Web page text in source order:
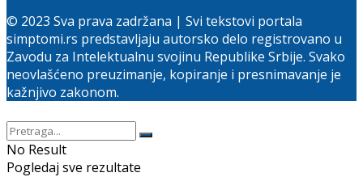
© 2023 Sva prava zadržana | Svi tekstovi portala
simptomi.rs predstavljaju autorsko delo registrovano u
Zavodu za Intelektualnu svojinu Republike Srbije. Svako
neovlašćeno preuzimanje, kopiranje i presnimavanje je
kažnjivo zakonom.
No Result
Pogledaj sve rezultate